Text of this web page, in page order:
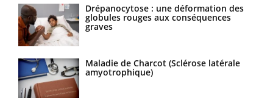
Drépanocytose : une déformation des
globules rouges aux conséquences
graves
Maladie de Charcot (Sclérose latérale
amyotrophique)